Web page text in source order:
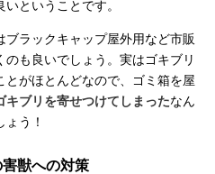
ということです。
ラックキャップ屋外用など市販
のも良いでしょう。実はゴキブリ
がほとんどなので、ゴミ箱を屋
キブリを寄せつけてしまったなん
う！
獣への対策